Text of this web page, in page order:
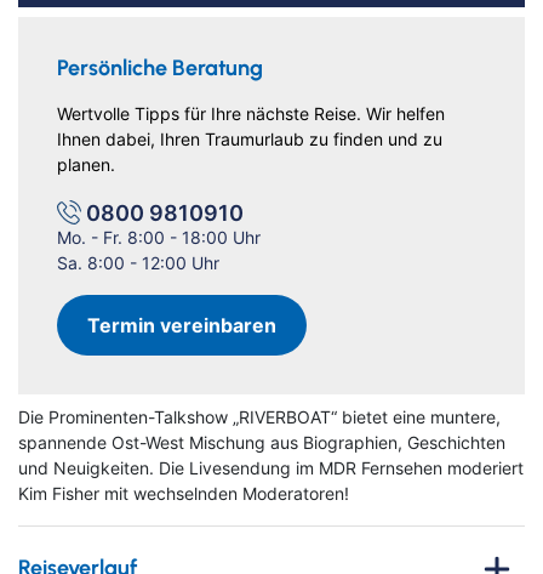
Die Prominenten-Talkshow „RIVERBOAT“ bietet eine muntere,
spannende Ost-West Mischung aus Biographien, Geschichten
und Neuigkeiten. Die Livesendung im MDR Fernsehen moderiert
Kim Fisher mit wechselnden Moderatoren!
Reiseverlauf
Persönliche Beratung
Wertvolle Tipps für Ihre nächste Reise. Wir helfen
Ihnen dabei, Ihren Traumurlaub zu finden und zu
planen.
0800 9810910
Mo. - Fr. 8:00 - 18:00 Uhr
Sa. 8:00 - 12:00 Uhr
Termin vereinbaren